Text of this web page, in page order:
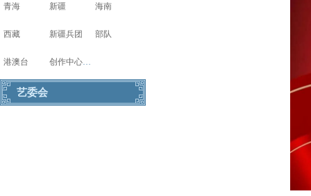
青海 新疆 海南
西藏 新疆兵团 部队
港澳台 创作中心写生基地
艺委会